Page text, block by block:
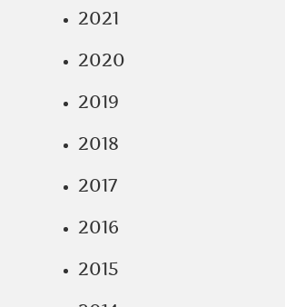
2021
2020
2019
2018
2017
2016
2015